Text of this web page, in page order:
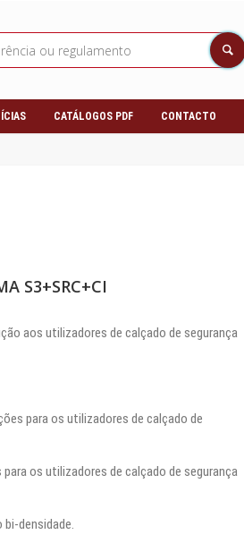
CATÁLOGOS PDF CONTACTO
S3+SRC+CI
aos utilizadores de calçado de segurança
para os utilizadores de calçado de
os utilizadores de calçado de segurança
densidade.